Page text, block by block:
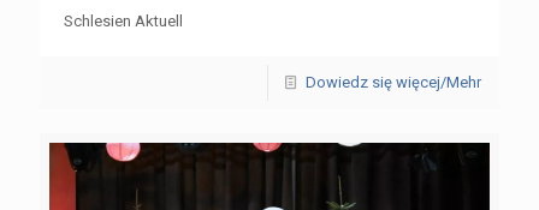
Schlesien Aktuell
Dowiedz się więcej/Mehr